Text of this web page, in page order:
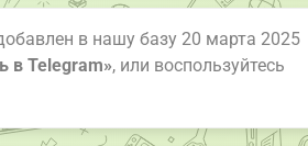
в нашу базу 20 марта 2025
в Telegram», или воспользуйтесь